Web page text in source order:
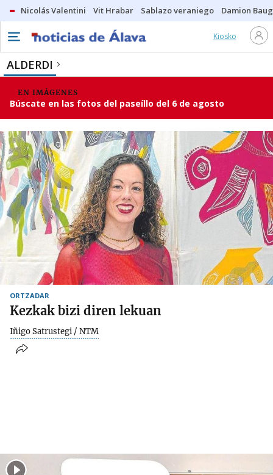
Nicolás Valentini Vit Hrabar Sablazo veraniego Damion
Kiosko
ALDERDI
EN IMÁGENES
Búscate en las fotos del paseíllo del 6 de agosto
ORTZADAR
Kezkak bizi diren lekuan
Iñigo Satrustegi / NTM